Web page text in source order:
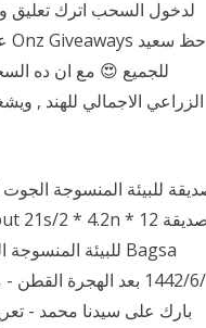
الزراعي الاجمالي للهند ,